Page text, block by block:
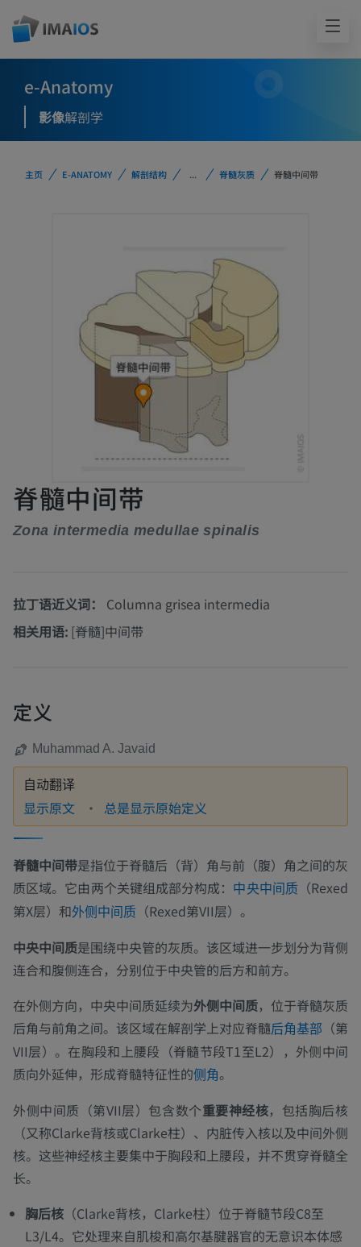
e-Anatomy
影像解剖学
主页 E-ANATOMY 解剖结构 ... 脊髓灰质 脊髓中间带
脊髓中间带
Zona intermedia medullae spinalis
拉丁语近义词：
Columna grisea intermedia
相关用语: [脊髓]中间带
定义
Muhammad A. Javaid
自动翻译
显示原文 总是显示原始定义
脊髓中间带是指位于脊髓后（背）角与前（腹）角之间的灰
质区域。它由两个关键组成部分构成： 中央中间质（Rexed
第X层）和外侧中间质 （Rexed第VII层）。
中央中间质是围绕中央管的灰质。该区域进一步划分为背侧
连合和腹侧连合，分别位于中央管的后方和前方。
在外侧方向，中央中间质延续为外侧中间质，位于脊髓灰质
后角与前角之间。该区域在解剖学上对应脊髓后角基部 （第
VII层）。在胸段和上腰段（脊髓节段T1至L2），外侧中间
质向外延伸，形成脊髓特征性的侧角。
外侧中间质（第VII层）包含数个重要神经核，包括胸后核
（又称Clarke背核或Clarke柱）、内脏传入核以及中间外侧
核。这些神经核主要集中于胸段和上腰段，并不贯穿脊髓全
长。
胸后核 （Clarke背核，Clarke柱）位于脊髓节段C8至
L3/L4。它处理来自肌梭和高尔基腱器官的无意识本体感